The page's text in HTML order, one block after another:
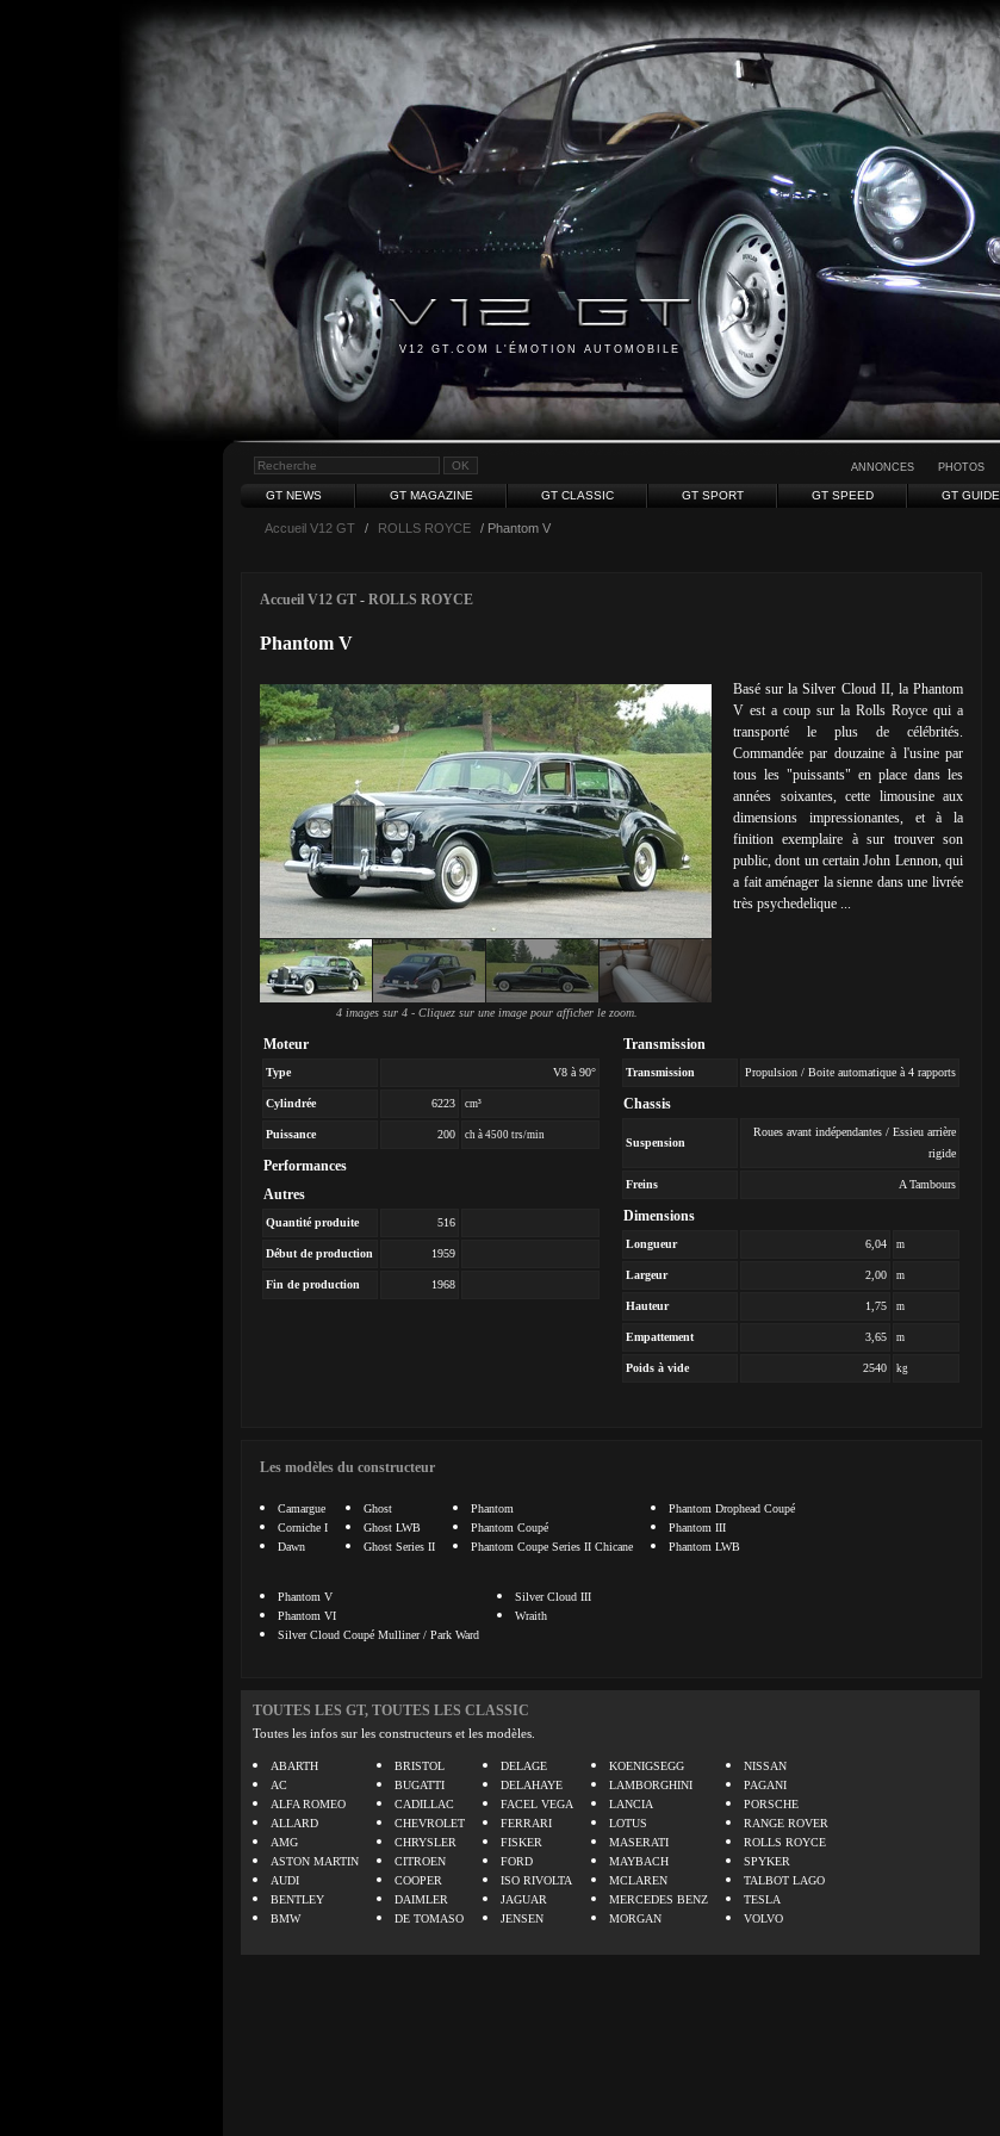
V12 GT.COM L'ÉMOTION AUTOMOBILE
ANNONCES PHOTOS
GT NEWS GT MAGAZINE GT CLASSIC GT SPORT GT SPEED GT GUIDE
Accueil V12 GT / ROLLS ROYCE / Phantom V
Accueil V12 GT - ROLLS ROYCE
Phantom V
4 images sur 4 - Cliquez sur une image pour afficher le zoom.
Basé sur la Silver Cloud II, la Phantom
V est a coup sur la Rolls Royce qui a
transporté le plus de célébrités.
Commandée par douzaine à l'usine par
tous les "puissants" en place dans les
années soixantes, cette limousine aux
dimensions impressionantes, et à la
finition exemplaire à sur trouver son
public, dont un certain John Lennon, qui
a fait aménager la sienne dans une livrée
très psychedelique ...
Moteur
Type V8 à 90°
Cylindrée 6223 cm³
Puissance 200 ch à 4500 trs/min
Performances
Autres
Quantité produite 516
Début de production 1959
Fin de production 1968
Transmission
Transmission Propulsion / Boite automatique à 4 rapports
Chassis
Suspension
Roues avant indépendantes / Essieu arrière
rigide
Freins A Tambours
Dimensions
Longueur 6,04 m
Largeur 2,00 m
Hauteur 1,75 m
Empattement 3,65 m
Poids à vide 2540 kg
Les modèles du constructeur
Camargue
Corniche I
Dawn
Ghost
Ghost LWB
Ghost Series II
Phantom
Phantom Coupé
Phantom Coupe Series II Chicane
Phantom Drophead Coupé
Phantom III
Phantom LWB
Phantom V
Phantom VI
Silver Cloud Coupé Mulliner / Park Ward
Silver Cloud III
Wraith
TOUTES LES GT, TOUTES LES CLASSIC
Toutes les infos sur les constructeurs et les modèles.
ABARTH
AC
ALFA ROMEO
ALLARD
AMG
ASTON MARTIN
AUDI
BENTLEY
BMW
BRISTOL
BUGATTI
CADILLAC
CHEVROLET
CHRYSLER
CITROEN
COOPER
DAIMLER
DE TOMASO
DELAGE
DELAHAYE
FACEL VEGA
FERRARI
FISKER
FORD
ISO RIVOLTA
JAGUAR
JENSEN
KOENIGSEGG
LAMBORGHINI
LANCIA
LOTUS
MASERATI
MAYBACH
MCLAREN
MERCEDES BENZ
MORGAN
NISSAN
PAGANI
PORSCHE
RANGE ROVER
ROLLS ROYCE
SPYKER
TALBOT LAGO
TESLA
VOLVO